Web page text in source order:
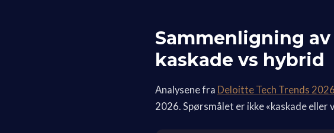
Sammenligning
kaskade vs hybrid
Analysene fra Deloitte Tech Trends 2026
2026. Spørsmålet er ikke «kaskade eller